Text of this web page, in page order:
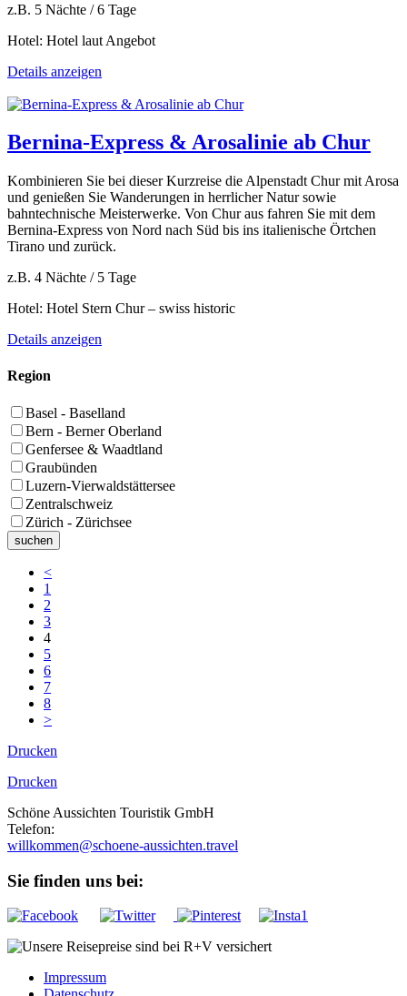
z.B. 5 Nächte / 6 Tage
Hotel: Hotel laut Angebot
Details anzeigen
Bernina-Express & Arosalinie ab Chur
Kombinieren Sie bei dieser Kurzreise die Alpenstadt Chur mit Arosa
und genießen Sie Wanderungen in herrlicher Natur sowie
bahntechnische Meisterwerke. Von Chur aus fahren Sie mit dem
Bernina-Express von Nord nach Süd bis ins italienische Örtchen
Tirano und zurück.
z.B. 4 Nächte / 5 Tage
Hotel: Hotel Stern Chur – swiss historic
Details anzeigen
Region
Basel - Baselland
Bern - Berner Oberland
Genfersee & Waadtland
Graubünden
Luzern-Vierwaldstättersee
Zentralschweiz
Zürich - Zürichsee
<
1
2
3
4
5
6
7
8
>
Drucken
Drucken
Schöne Aussichten Touristik GmbH
Telefon:
willkommen@schoene-aussichten.travel
Sie finden uns bei:
Impressum